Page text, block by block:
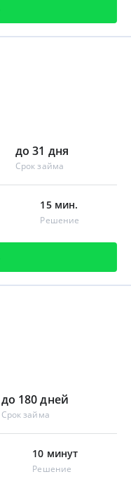
до 31 дня
Срок займа
15 мин.
Решение
до 180 дней
Срок займа
10 минут
Решение